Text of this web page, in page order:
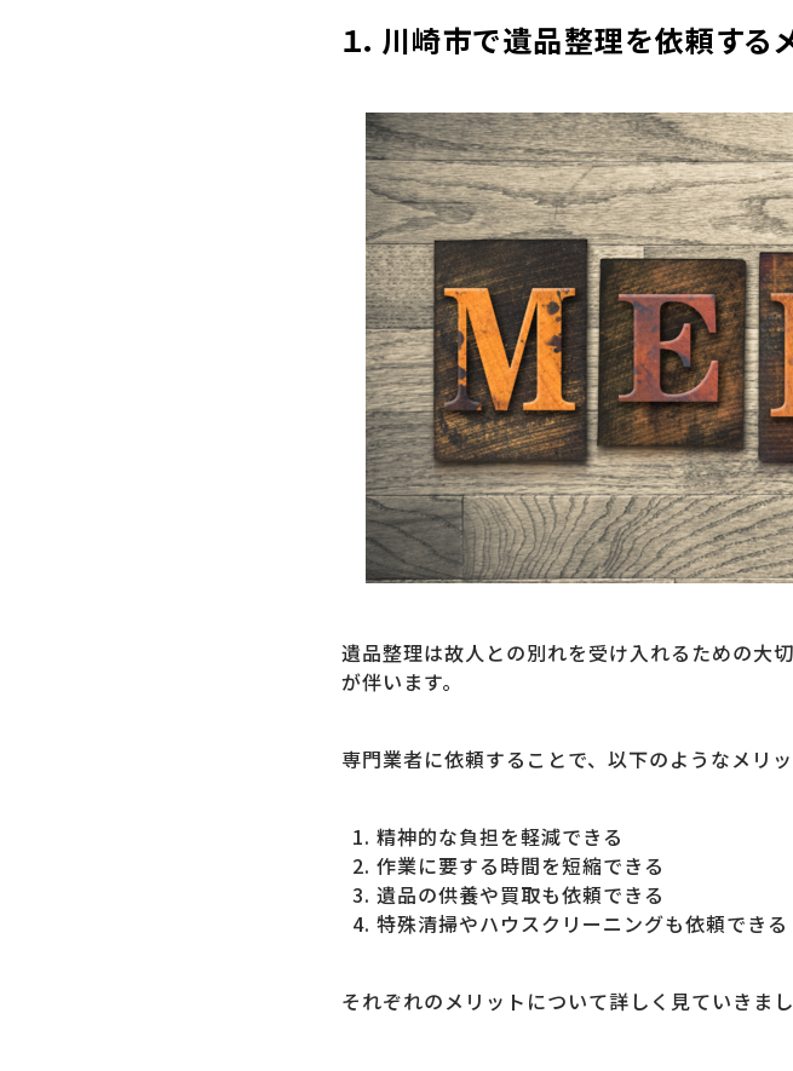
１．川崎市で遺品整理を依頼する
遺品整理は故人との別れを受け入れるための大
が伴います。
専門業者に依頼することで、以下のようなメリッ
精神的な負担を軽減できる
作業に要する時間を短縮できる
遺品の供養や買取も依頼できる
特殊清掃やハウスクリーニングも依頼できる
それぞれのメリットについて詳しく見ていきまし